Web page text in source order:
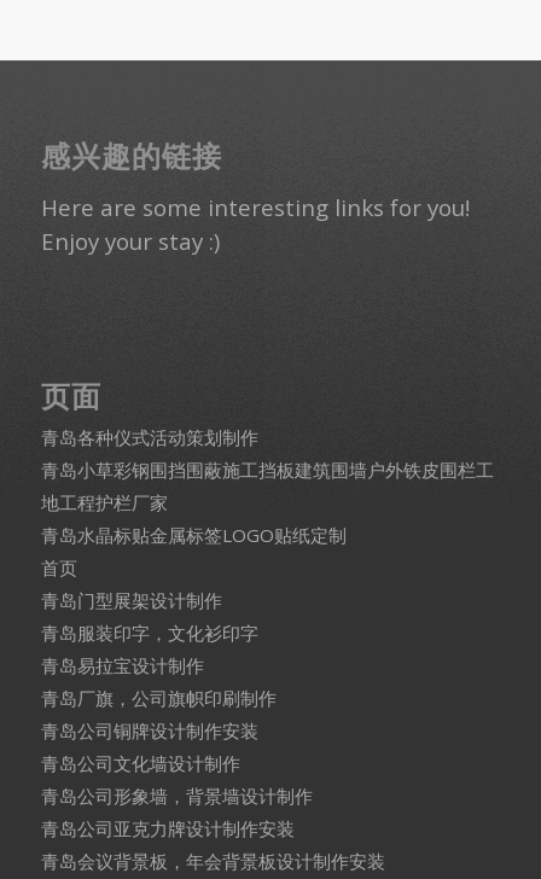
感兴趣的链接
Here are some interesting links for you!
Enjoy your stay :)
页面
青岛各种仪式活动策划制作
青岛小草彩钢围挡围蔽施工挡板建筑围墙户外铁皮围栏工
地工程护栏厂家
青岛水晶标贴金属标签LOGO贴纸定制
首页
青岛门型展架设计制作
青岛服装印字，文化衫印字
青岛易拉宝设计制作
青岛厂旗，公司旗帜印刷制作
青岛公司铜牌设计制作安装
青岛公司文化墙设计制作
青岛公司形象墙，背景墙设计制作
青岛公司亚克力牌设计制作安装
青岛会议背景板，年会背景板设计制作安装